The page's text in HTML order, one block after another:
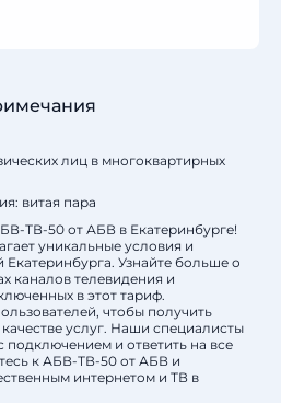
лиц в многоквартирных
витая пара
ТВ-50 от АБВ в Екатеринбурге!
уникальные условия и
Узнайте больше о
каналов телевидения и
в этот тариф.
чтобы получить
услуг. Наши специалисты
подключением и ответить на все
к АБВ-ТВ-50 от АБВ и
интернетом и ТВ в